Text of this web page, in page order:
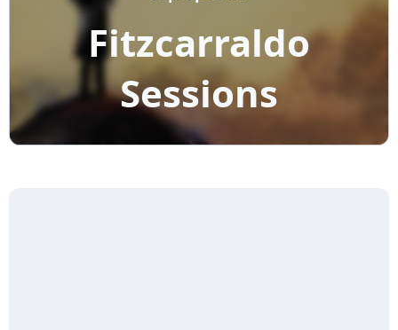
Fitzcarraldo
Sessions